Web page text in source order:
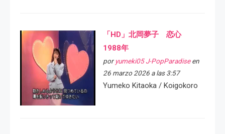
「HD」北岡夢子 恋心
1988年
por yumeki05 J-PopParadiseen
26 marzo 2026 a las 3:57
Yumeko Kitaoka / Koigokoro